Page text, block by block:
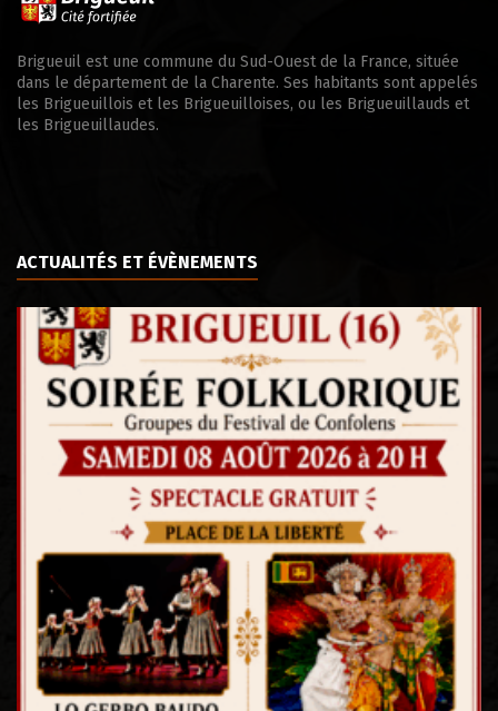
Brigueuil est une commune du Sud-Ouest de la France, située
dans le département de la Charente. Ses habitants sont appelés
les Brigueuillois et les Brigueuilloises, ou les Brigueuillauds et
les Brigueuillaudes.
ACTUALITÉS ET ÉVÈNEMENTS